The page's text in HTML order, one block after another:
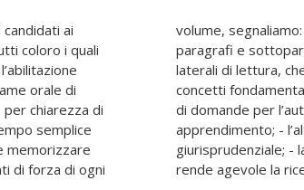
ai
coloro i quali
orale di
chiarezza di
semplice
memorizzare
di forza di ogni
in
delle piste
i
selezione
proprio livello di
normativo e
alfabetico, che
rende agevole la